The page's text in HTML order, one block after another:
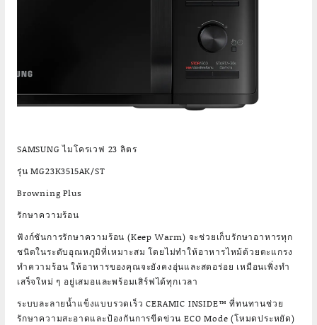
SAMSUNG ไมโครเวฟ 23 ลิตร
รุ่น MG23K3515AK/ST
Browning Plus
รักษาความร้อน
ฟังก์ชันการรักษาความร้อน (Keep Warm) จะช่วยเก็บรักษาอาหารทุก
ชนิดในระดับอุณหภูมิที่เหมาะสม โดยไม่ทำให้อาหารไหม้ด้วยตะแกรง
ทำความร้อน ให้อาหารของคุณจะยังคงอุ่นและสดอร่อย เหมือนเพิ่งทำ
เสร็จใหม่ ๆ อยู่เสมอและพร้อมเสิร์ฟได้ทุกเวลา
ระบบละลายน้ำแข็งแบบรวดเร็ว CERAMIC INSIDE™ ที่ทนทานช่วย
รักษาความสะอาดและป้องกันการขีดข่วน ECO Mode (โหมดประหยัด)